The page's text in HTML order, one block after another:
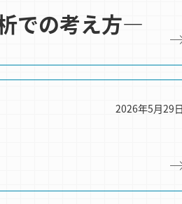
での考え方―
2026年5月29日